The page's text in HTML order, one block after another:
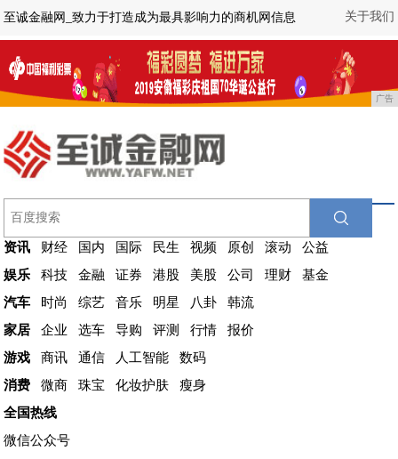
关于我们
至诚金融网_致力于打造成为最具影响力的商机网信息
广告
资讯 财经 国内 国际 民生 视频 原创 滚动
公益
娱乐
科技 金融 证券 港股 美股 公司 理财
基金
汽车
时尚 综艺 音乐 明星 八卦
韩流
家居
企业 选车 导购 评测 行情
报价
游戏
商讯 通信 人工智能
数码
消费
微商 珠宝 化妆护肤
瘦身
全国热线
微信公众号